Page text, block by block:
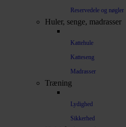
Reservedele og nøgler
Huler, senge, madrasser
Kattehule
Katteseng
Madrasser
Træning
Lydighed
Sikkerhed